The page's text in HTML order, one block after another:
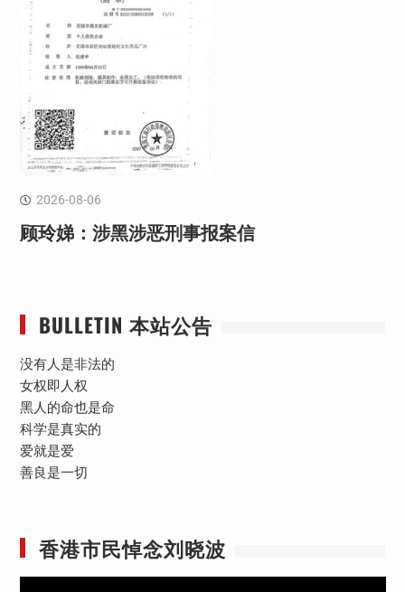
2026-08-06
顾玲娣：涉黑涉恶刑事报案信
BULLETIN 本站公告
没有人是非法的
女权即人权
黑人的命也是命
科学是真实的
爱就是爱
善良是一切
香港市民悼念刘晓波